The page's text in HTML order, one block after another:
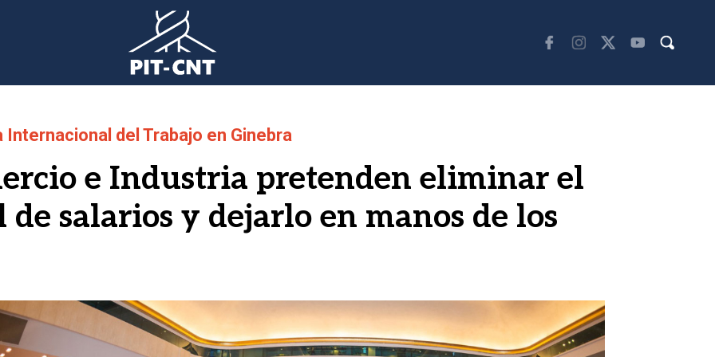
del Trabajo en Ginebra
e Industria pretenden eliminar el
salarios y dejarlo en manos de los